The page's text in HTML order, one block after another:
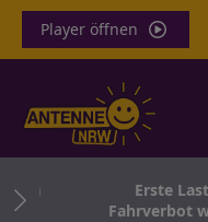
Player öffnen
Erste
Fahrverbot